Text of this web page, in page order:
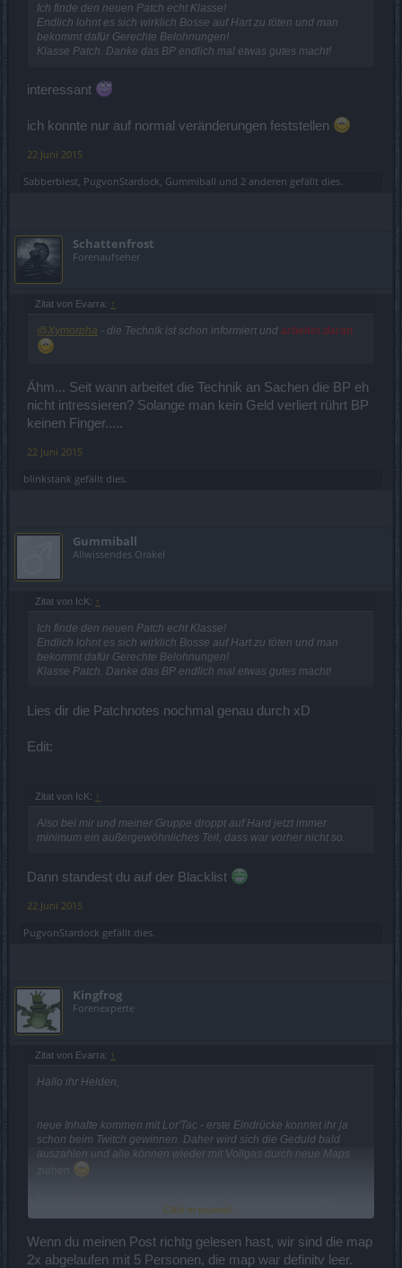
Ich finde den neuen Patch echt Klasse!
Endlich lohnt es sich wirklich Bosse auf Hart zu töten und man
bekommt dafür Gerechte Belohnungen!
Klasse Patch. Danke das BP endlich mal etwas gutes macht!
interessant
ich konnte nur auf normal veränderungen feststellen
22 Juni 2015
Sabberbiest, PugvonStardock, Gummiball und 2 anderen gefällt dies.
Schattenfrost
Forenaufseher
Zitat von Evarra: ↑
@Xymorpha - die Technik ist schon informiert und arbeitet daran
Ähm... Seit wann arbeitet die Technik an Sachen die BP eh
nicht intressieren? Solange man kein Geld verliert rührt BP
keinen Finger.....
22 Juni 2015
blinkstank gefällt dies.
Gummiball
Allwissendes Orakel
Zitat von IcK: ↑
Ich finde den neuen Patch echt Klasse!
Endlich lohnt es sich wirklich Bosse auf Hart zu töten und man
bekommt dafür Gerechte Belohnungen!
Klasse Patch. Danke das BP endlich mal etwas gutes macht!
Lies dir die Patchnotes nochmal genau durch xD
Edit:
Zitat von IcK: ↑
Also bei mir und meiner Gruppe droppt auf Hard jetzt immer
minimum ein außergewöhnliches Teil, dass war vorher nicht so.
Dann standest du auf der Blacklist
22 Juni 2015
PugvonStardock gefällt dies.
Kingfrog
Forenexperte
Zitat von Evarra: ↑
Hallo ihr Helden,
neue Inhalte kommen mit Lor'Tac - erste Eindrücke konntet ihr ja
schon beim Twitch gewinnen. Daher wird sich die Geduld bald
auszahlen und alle können wieder mit Vollgas durch neue Maps
wurden ja auch störende Elemente entfernt, so dass ein besseres
Was@Armandoda festgestellt hat, hört sich doch gut an
. Für
Click to expand...
Wenn du meinen Post richtg gelesen hast, wir sind die map
2x abgelaufen mit 5 Personen, die map war definitv leer.